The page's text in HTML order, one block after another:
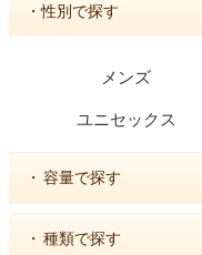
・性別で探す
メンズ
ユニセックス
・ 容量で探す
・ 種類で探す